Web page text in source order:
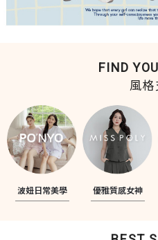
FIND
風格
波妞日常美學 優雅質感女神